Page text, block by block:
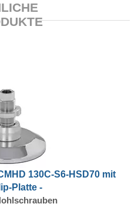
130C-S6-HSD70 mit
Platte -